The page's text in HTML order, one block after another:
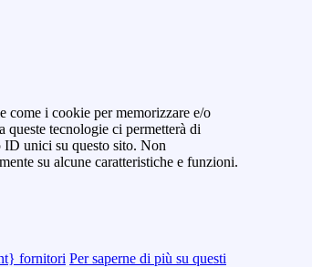
come i cookie per memorizzare e/o
tecnologie ci permetterà di
ID unici su questo sito. Non
su alcune caratteristiche e funzioni.
fornitori Per saperne di più su questi